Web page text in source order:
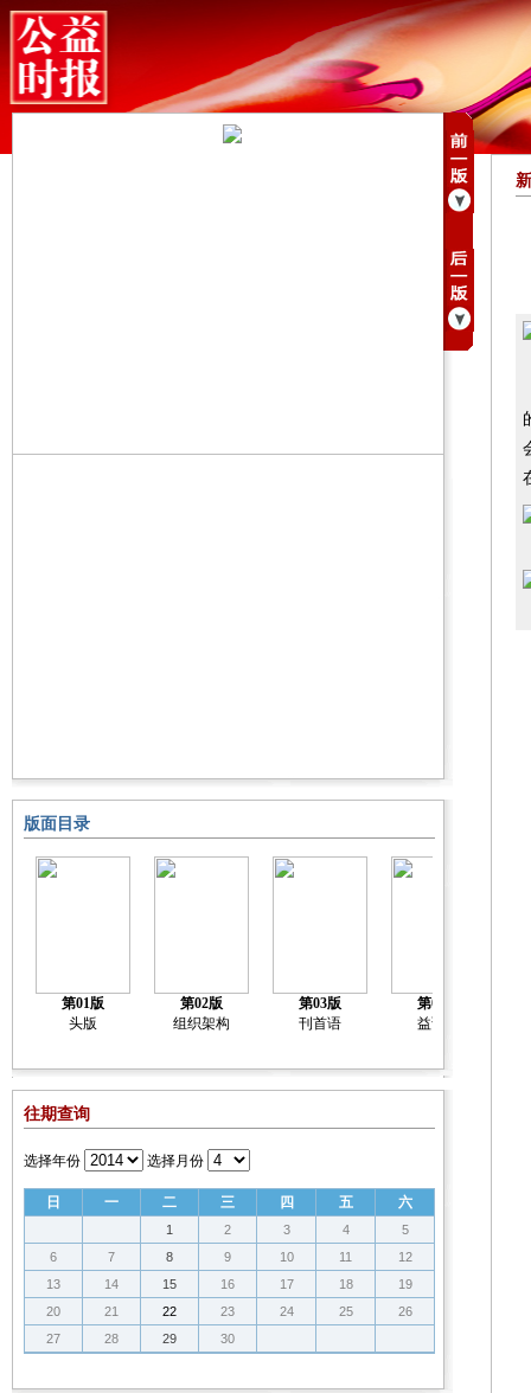
版面目录
第01版
头版
第02版
组织架构
第03版
刊首语
第04版
益调查
往期查询
选择年份 选择月份
日 一 二 三 四 五 六
1 2 3 4
5
6
7 8 9 10 11
12
13
14 15 16 17 18
19
20
21 22 23 24 25
26
27
28 29 30